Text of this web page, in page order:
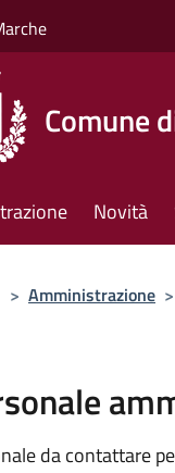
Comune
Novità
> Amministrazione >
da contattare